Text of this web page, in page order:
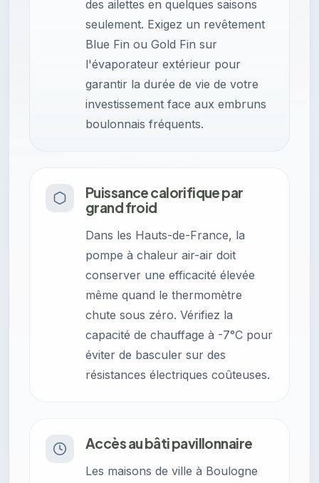
des ailettes en quelques saisons
seulement. Exigez un revêtement
Blue Fin ou Gold Fin sur
l'évaporateur extérieur pour
garantir la durée de vie de votre
investissement face aux embruns
boulonnais fréquents.
Puissance calorifique par
grand froid
Dans les Hauts-de-France, la
pompe à chaleur air-air doit
conserver une efficacité élevée
même quand le thermomètre
chute sous zéro. Vérifiez la
capacité de chauffage à -7°C pour
éviter de basculer sur des
résistances électriques coûteuses.
Accès au bâti pavillonnaire
Les maisons de ville à Boulogne